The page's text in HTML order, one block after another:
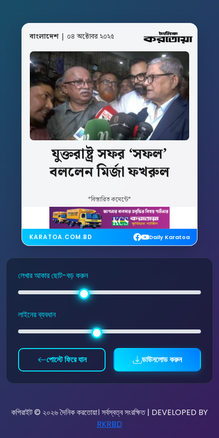
বাংলাদেশ | ০৪ অক্টোবর ২০২৫
যুক্তরাষ্ট্রসফর ‘সফল’
বললেনমির্জাফখরুল
*বিস্তারিত কমেন্টে*
KARATOA.COM.BD Daily Karatoa
লেখার আকার ছোট-বড় করুন
লাইনের ব্যবধান
পোস্টে ফিরে যান ডাউনলোড করুন
কপিরাইট © ২০২৬ দৈনিক করতোয়া। সর্বস্বত্ব সংরক্ষিত | DEVELOPED BY
RKRBD